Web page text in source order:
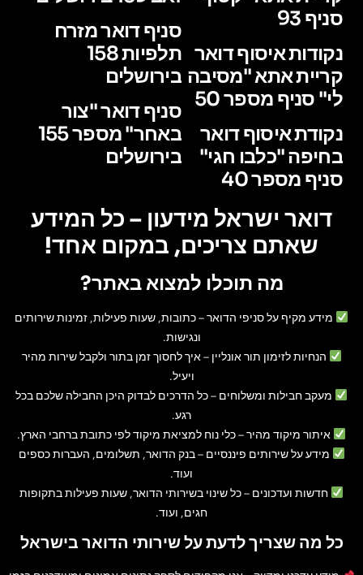
סניף 93
נקודות איסוף דואר
קריית אתא "מסיבה
לי" סניף מספר 50
נקודת איסוף דואר
בחיפה "כלבו חגי"
סניף מספר 40
סניף דואר מזרח
תלפיות 158
בירושלים
סניף דואר "צור
באחר" מספר 155
בירושלים
דואר ישראל מידעון – כל המידע
שאתם צריכים, במקום אחד!
מה תוכלו למצוא באתר?
מידע מקיף על סניפי הדואר– כתובות, שעות פעילות, זמינות שירותים
ונגישות.
הנחיות לזימון תור אונליין – איך לחסוך זמן בתור ולקבל שירות מהיר
ויעיל.
מעקב חבילות ומשלוחים – כל הדרכים לבדוק היכן החבילה שלכם בכל
רגע.
איתור מיקוד מהיר– כלי נוח למציאת מיקוד לפי כתובת ברחבי הארץ.
מידע על שירותים פיננסיים – בנק הדואר, תשלומים, העברות כספים
ועוד.
חדשות ועדכונים – כל שינוי בשירותי הדואר, שעות פעילות בתקופות
חגים, ועוד.
כל מה שצריך לדעת על שירותי הדואר בישראל